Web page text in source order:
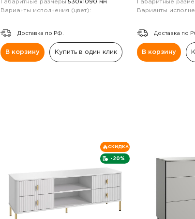
Габаритные размеры:530х1090 мм
Варианты исполнения (цвет):
Доставка по РФ.
В корзину Купить в один клик
Габаритные
Варианты
Доставка по
В корзину
-20%
СКИДКА